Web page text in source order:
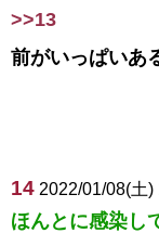
>>13
前がいっぱいあ
14 2022/01/08(土)
ほんとに感染し